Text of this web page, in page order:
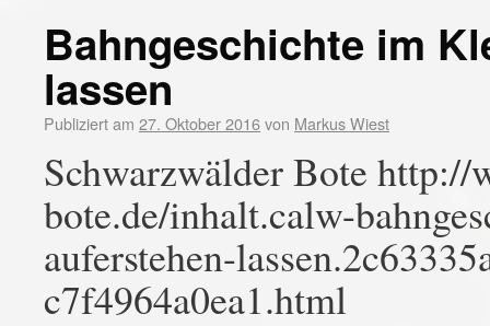
Bahngeschichte im
lassen
Publiziert am 27. Oktober 2016von Markus Wiest
Schwarzwälder Bote http://
bote.de/inhalt.calw-
auferstehen-
c7f4964a0ea1.html